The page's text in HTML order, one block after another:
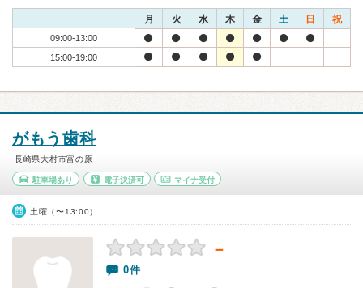
月 火 水 木 金 土 日 祝
09:00-13:00
15:00-19:00
がもう歯科
長崎県大村市富の原
駐車場あり 電子決済可 マイナ受付
土曜（〜13:00）
－
0件